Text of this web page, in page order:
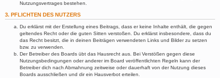
Nutzungsvertrages bestehen.
3. PFLICHTEN DES NUTZERS
Du erklärst mit der Erstellung eines Beitrags, dass er keine Inhalte enthält, die gegen
geltendes Recht oder die guten Sitten verstoßen. Du erklärst insbesondere, dass du
das Recht besitzt, die in deinen Beiträgen verwendeten Links und Bilder zu setzen
bzw. zu verwenden.
Der Betreiber des Boards übt das Hausrecht aus. Bei Verstößen gegen diese
Nutzungsbedingungen oder anderer im Board veröffentlichten Regeln kann der
Betreiber dich nach Abmahnung zeitweise oder dauerhaft von der Nutzung dieses
Boards ausschließen und dir ein Hausverbot erteilen.